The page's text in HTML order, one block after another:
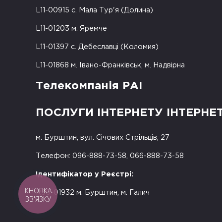
L11-00915 с. Мала Тур'я (Долина)
L11-01203 м. Яремче
L11-01397 с. Дебеславці (Коломия)
L11-01868 м. Івано-Франківськ, м. Надвірна
Телекомпанія РАІ
ПОСЛУГИ ІНТЕРНЕТУ
м. Бурштин, вул. Січових Стрільців, 27
Телефон: 096-888-73-58, 066-888-73-58
Ідентифікатор у Реєстрі:
R50-01932 м. Бурштин, м. Галич
КНОПКА
ЗВ'ЯЗКУ